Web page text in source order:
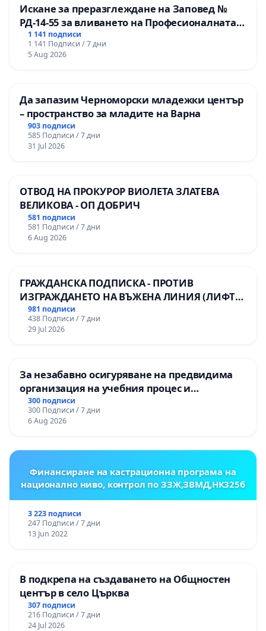
Искане за преразглеждане на Заповед №
РД-14-55 за вливането на Професионалната
гимназия по промишлени технологии в
Професионалната гимназия по икономика и
мениджмънт – гр. Пазарджик
1 141 подписи
1 141 Подписи / 7 дни
5 Aug 2026
Да запазим Черноморски младежки център
– пространство за младите на Варна
903 подписи
585 Подписи / 7 дни
31 Jul 2026
ОТВОД НА ПРОКУРОР ВИОЛЕТА ЗЛАТЕВА
ВЕЛИКОВА - ОП ДОБРИЧ
581 подписи
581 Подписи / 7 дни
6 Aug 2026
ГРАЖДАНСКА ПОДПИСКА - ПРОТИВ
ИЗГРАЖДАНЕТО НА ВЪЖЕНА ЛИНИЯ (ЛИФТ)
НА ТЕРИТОРИЯТА НА ПРИРОДНА
ЗАБЕЛЕЖИТЕЛНОСТ „ХЪЛМ НА
ОСВОБОДИТЕЛИТЕ“ (БУНАРДЖИК)
981 подписи
438 Подписи / 7 дни
29 Jul 2026
За незабавно осигуряване на предвидима
организация на учебния процес и
гарантиране на правото на равнопоставено
и качествено образование на учениците от
ОУ „Княз Александър I“ и Хуманитарна
300 подписи
300 Подписи / 7 дни
6 Aug 2026
Финансиране на кастрационна програма на
национално ниво, контрол по ЗЗЖ,ЗВМД,НК325б
3 223 подписи
247 Подписи / 7 дни
13 Jun 2022
В подкрепа на създаването на Общностен
център в село Църква
307 подписи
216 Подписи / 7 дни
24 Jul 2026